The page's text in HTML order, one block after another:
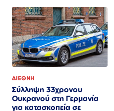
ΔΙΕΘΝΗ
Σύλληψη 33χρονου
Ουκρανού στη Γερμανία
για κατασκοπεία σε